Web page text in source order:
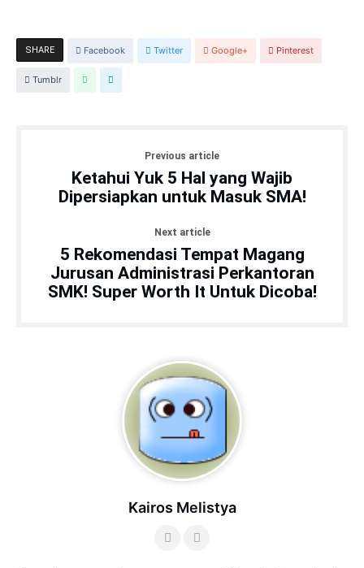
SHARE Facebook Twitter Google+ Pinterest
Tumblr
Previous article
Ketahui Yuk 5 Hal yang Wajib
Dipersiapkan untuk Masuk SMA!
Next article
5 Rekomendasi Tempat Magang
Jurusan Administrasi Perkantoran
SMK! Super Worth It Untuk Dicoba!
Kairos Melistya